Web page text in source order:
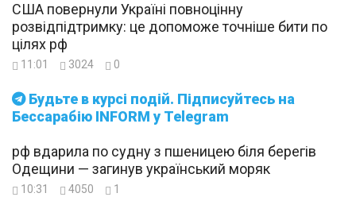
Будьте в курсі подій. Підписуйтесь на
Бессарабію INFORM у Telegram
США повернули Україні повноцінну
розвідпідтримку: це допоможе точніше бити по
цілях рф
11:01 3024 0
рф вдарила по судну з пшеницею біля берегів
Одещини — загинув український моряк
10:31 4050 1